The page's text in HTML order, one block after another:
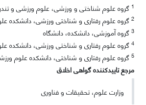
1 گروه علوم شناختی و ورزشی، علوم ورزشی و
2گروه علوم رفتاری و شناختی ورزشی، دانشکده
3 گروه آموزشی، دانشکده، دانشگاه
4گروه علوم رفتاری و شناختی ورزشی، دانشکده
5گروه علوم رفتاری و شناختی، دانشکده علوم
مرجع تاییدکننده گواهی اخلاق
وزارت علوم، تحقیقات و فناوری